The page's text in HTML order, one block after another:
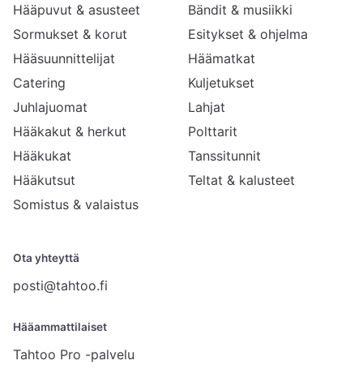
Ota yhteyttä
posti@tahtoo.fi
Hääammattilaiset
Tahtoo Pro -palvelu
Hääpuvut & asusteet
Sormukset & korut
Hääsuunnittelijat
Catering
Juhlajuomat
Hääkakut & herkut
Hääkukat
Hääkutsut
Somistus & valaistus
Bändit & musiikki
Esitykset & ohjelma
Häämatkat
Kuljetukset
Lahjat
Polttarit
Tanssitunnit
Teltat & kalusteet